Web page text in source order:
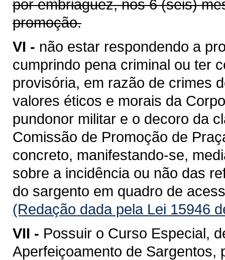
por embriaguez, nos 6 (seis)
promoção.
VI - não estar respondendo a
cumprindo pena criminal ou ter
provisória, em razão de crimes
valores éticos e morais da
pundonor militar e o decoro da
Comissão de Promoção de
concreto, manifestando-se,
sobre a incidência ou não das
do sargento em quadro de
(Redação dada pela Lei 15946
VII - Possuir o Curso Especial,
Aperfeiçoamento de